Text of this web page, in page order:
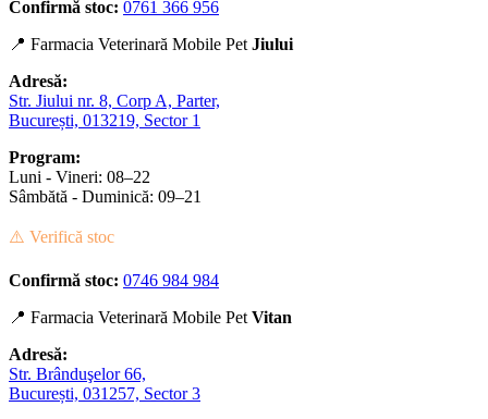
Confirmă stoc: 0761 366 956
📍 Farmacia Veterinară Mobile Pet Jiului
Adresă:
Str. Jiului nr. 8, Corp A, Parter,
București, 013219, Sector 1
Program:
Luni - Vineri: 08–22
Sâmbătă - Duminică: 09–21
⚠️ Verifică stoc
Confirmă stoc: 0746 984 984
📍 Farmacia Veterinară Mobile Pet Vitan
Adresă:
Str. Brânduşelor 66,
București, 031257, Sector 3